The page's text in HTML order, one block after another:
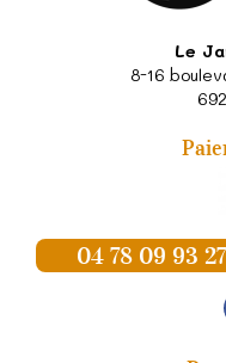
Le
8-16
04 78 09 93 27